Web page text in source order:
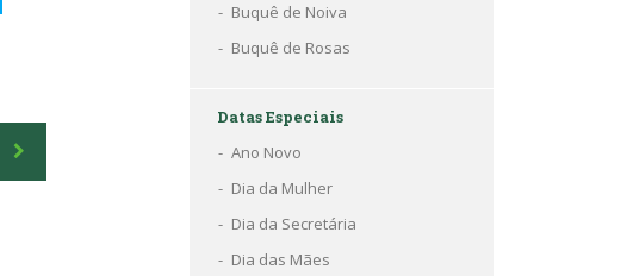
Buquê de Noiva
Buquê de Rosas
Datas Especiais
Ano Novo
Dia da Mulher
Dia da Secretária
Dia das Mães